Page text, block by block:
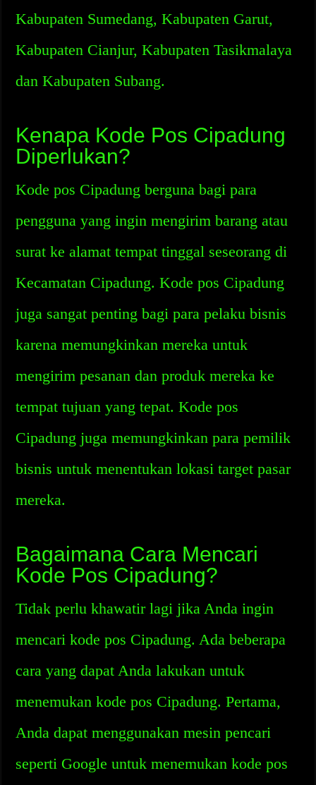
Kabupaten Sumedang, Kabupaten Garut,
Kabupaten Cianjur, Kabupaten Tasikmalaya
dan Kabupaten Subang.
Kenapa Kode Pos Cipadung
Diperlukan?
Kode pos Cipadung berguna bagi para
pengguna yang ingin mengirim barang atau
surat ke alamat tempat tinggal seseorang di
Kecamatan Cipadung. Kode pos Cipadung
juga sangat penting bagi para pelaku bisnis
karena memungkinkan mereka untuk
mengirim pesanan dan produk mereka ke
tempat tujuan yang tepat. Kode pos
Cipadung juga memungkinkan para pemilik
bisnis untuk menentukan lokasi target pasar
mereka.
Bagaimana Cara Mencari
Kode Pos Cipadung?
Tidak perlu khawatir lagi jika Anda ingin
mencari kode pos Cipadung. Ada beberapa
cara yang dapat Anda lakukan untuk
menemukan kode pos Cipadung. Pertama,
Anda dapat menggunakan mesin pencari
seperti Google untuk menemukan kode pos